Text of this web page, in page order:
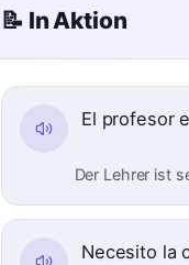
📝 In Aktion
El profesor
Der Lehrer ist
Necesito la